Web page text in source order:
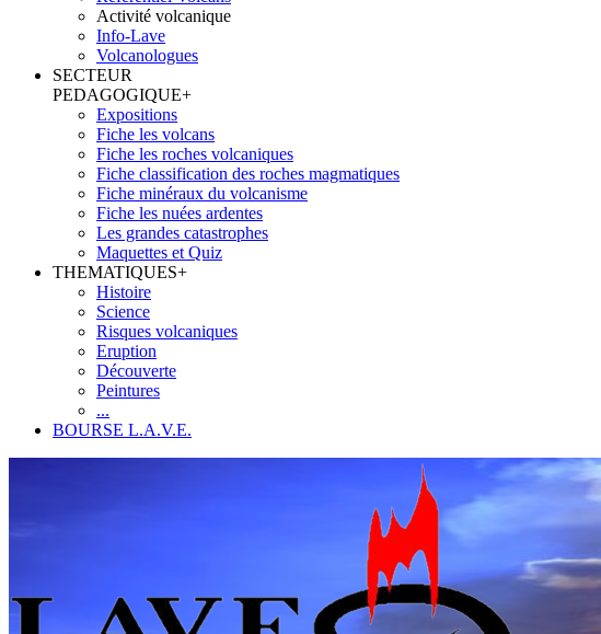
Activité volcanique
Info-Lave
Volcanologues
SECTEUR
PEDAGOGIQUE+
Expositions
Fiche les volcans
Fiche les roches volcaniques
Fiche classification des roches magmatiques
Fiche minéraux du volcanisme
Fiche les nuées ardentes
Les grandes catastrophes
Maquettes et Quiz
THEMATIQUES+
Histoire
Science
Risques volcaniques
Eruption
Découverte
Peintures
...
BOURSE L.A.V.E.